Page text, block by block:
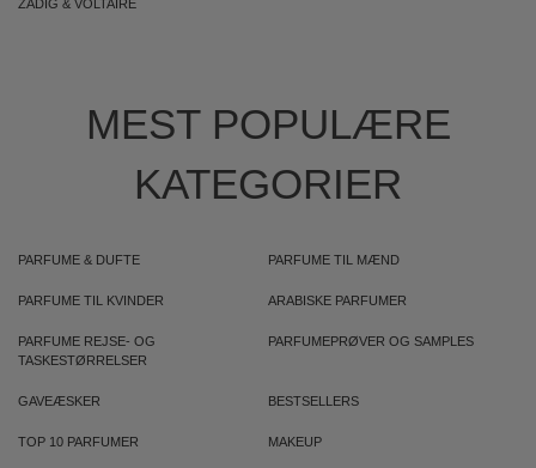
ZADIG & VOLTAIRE
MEST POPULÆRE
KATEGORIER
PARFUME & DUFTE PARFUME TIL MÆND
PARFUME TIL KVINDER ARABISKE PARFUMER
PARFUME REJSE- OG
TASKESTØRRELSER
PARFUMEPRØVER OG SAMPLES
GAVEÆSKER BESTSELLERS
TOP 10 PARFUMER MAKEUP